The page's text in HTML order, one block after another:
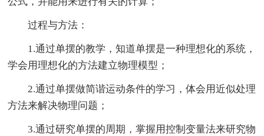
过程与方法：
1.通过单摆的教学，知道单摆是一种理想化的系统，
学会用理想化的方法建立物理模型；
2.通过单摆做简谐运动条件的学习，体会用近似处理
方法来解决物理问题；
3.通过研究单摆的周期，掌握用控制变量法来研究物